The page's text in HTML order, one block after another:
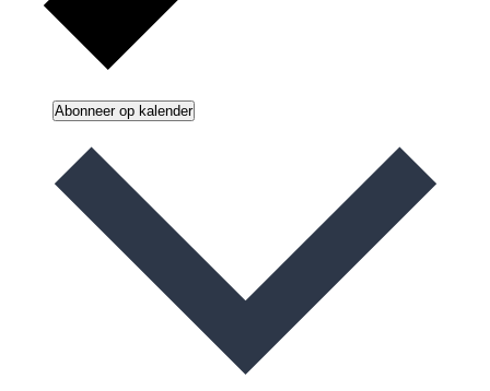
Abonneer op kalender